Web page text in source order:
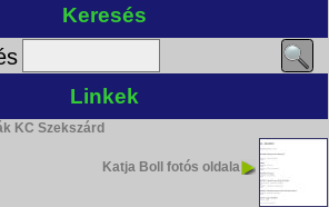
Keresés
Linkek
KC Szekszárd
Katja Boll fotós oldala